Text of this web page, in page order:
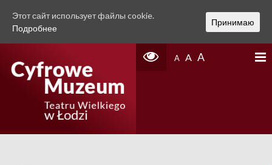
A A A
Этот сайт использует файлы cookie.
Подробнее
Принимаю